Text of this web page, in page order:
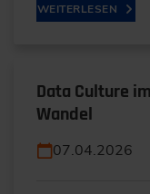
WEITERLESEN
Data Culture
Wandel
07.04.2026